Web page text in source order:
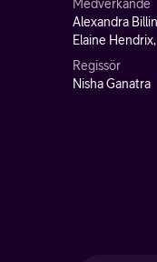
Medverkande
Alexandra
Elaine
Regissör
Nisha Ganatra